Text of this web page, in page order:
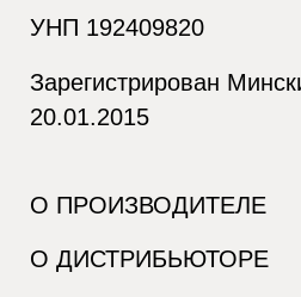
УНП 192409820
Зарегистрирован
20.01.2015
О ПРОИЗВОДИТЕЛЕ
О ДИСТРИБЬЮТОРЕ